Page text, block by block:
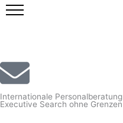
Zum
Internationale Personalberatung
Executive Search ohne Grenzen